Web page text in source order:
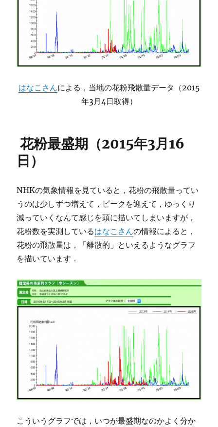
はなこさんによる，当地の花粉飛散量データ（2015
年3月4日取得）
花粉最盛期（2015年3月16
日）
NHKの気象情報を見ていると，花粉の飛散量ってい
うのは少しずつ増えて，ピークを迎えて，ゆっくり
減っていくなんて感じを頭に描いてしまいますが，
花粉数を実測しているはなこさんの情報によると，
花粉の飛散量は，「離散的」といえるようなグラフ
を描いています．
こういうグラフでは，いつが最盛期なのかよく分か